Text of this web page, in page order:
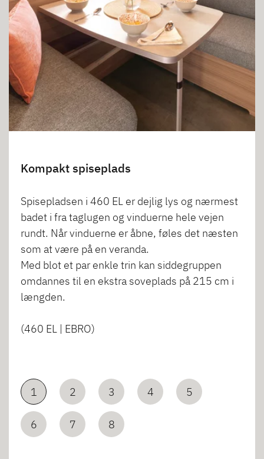
Kompakt spiseplads
Spisepladsen i 460 EL er dejlig lys og nærmest
badet i fra taglugen og vinduerne hele vejen
rundt. Når vinduerne er åbne, føles det næsten
som at være på en veranda.
Med blot et par enkle trin kan siddegruppen
omdannes til en ekstra soveplads på 215 cm i
længden.
(460 EL | EBRO)
1 2 3 4 5
6 7 8